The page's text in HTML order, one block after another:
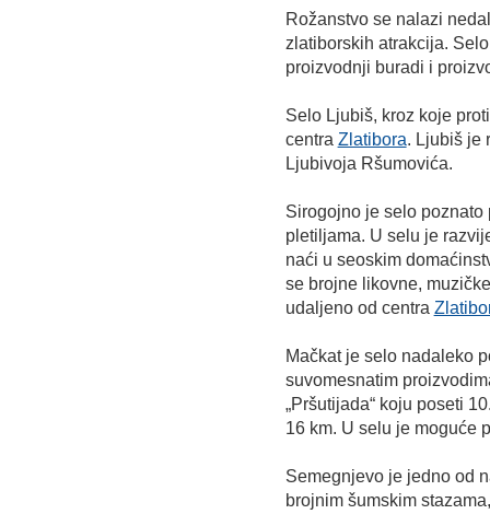
Rožanstvo se nalazi
zlatiborskih atrakcija.
proizvodnji buradi i
Selo Ljubiš, kroz koje
centra Zlatibora. Ljubiš je
Ljubivoja Ršumovića.
Sirogojno je selo poznato
pletiljama. U selu je
naći u seoskim
se brojne likovne,
udaljeno od centra
Mačkat je selo nadaleko
suvomesnatim
„Pršutijada“ koju poseti
16 km. U selu je moguće
Semegnjevo je jedno od
brojnim šumskim